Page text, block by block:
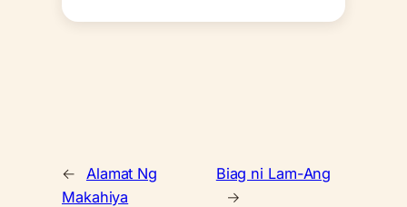
←
Alamat Ng
Makahiya
Biag ni Lam-Ang
→